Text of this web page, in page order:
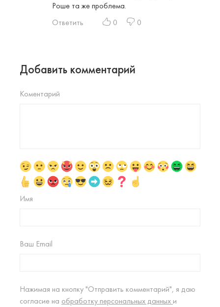
Роше та же проблема.
Ответить
0 0
Добавить комментарий
Коментарий
Имя
Ваш Email
Нажимая на кнопку "Отправить комментарий", я даю
согласие на обработку персональных данных и